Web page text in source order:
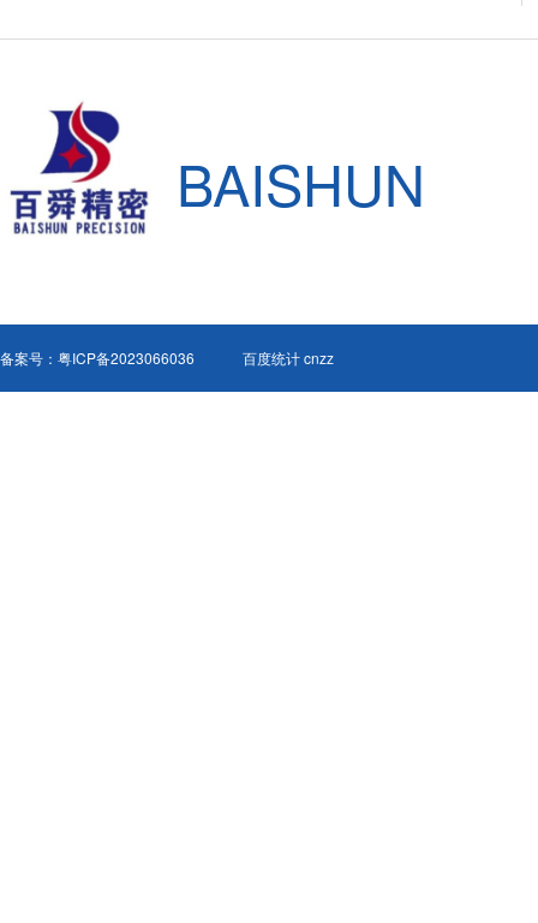
HES810-HSK A63，下面
细介绍这款产品。
BAISHUN
备案号： 粤ICP备2023066036 百度统计 cnzz